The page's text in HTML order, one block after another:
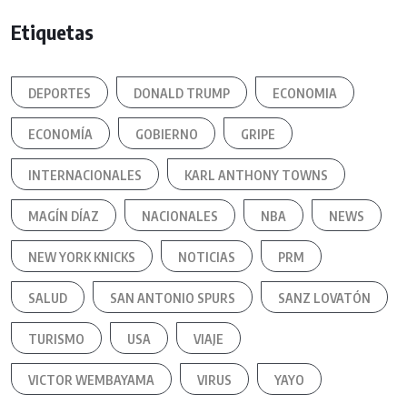
Etiquetas
DEPORTES DONALD TRUMP ECONOMIA
ECONOMÍA GOBIERNO GRIPE
INTERNACIONALES KARL ANTHONY TOWNS
MAGÍN DÍAZ NACIONALES NBA NEWS
NEW YORK KNICKS NOTICIAS PRM
SALUD SAN ANTONIO SPURS SANZ LOVATÓN
TURISMO USA VIAJE
VICTOR WEMBAYAMA VIRUS YAYO